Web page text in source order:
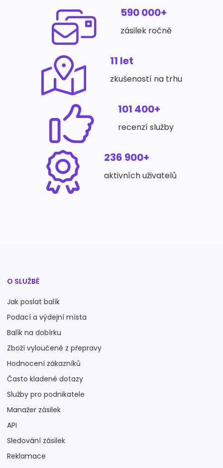
590 000+
zásilek ročně
11 let
zkušeností na trhu
101 400+
recenzí služby
236 900+
aktivních uživatelů
O SLUŽBĚ
Jak poslat balík
Podací a výdejní místa
Balík na dobírku
Zboží vyloučené z přepravy
Hodnocení zákazníků
Často kladené dotazy
Služby pro podnikatele
Manažer zásilek
API
Sledování zásilek
Reklamace